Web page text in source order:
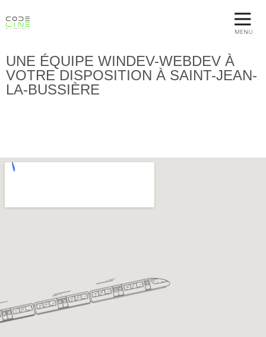
MENU
UNE ÉQUIPE WINDEV-WEBDEV À
VOTRE DISPOSITION À SAINT-JEAN-
LA-BUSSIÈRE